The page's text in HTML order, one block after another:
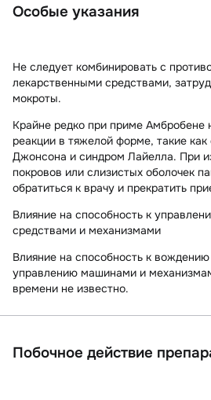
Особые указания
Не следует комбинировать с
лекарственными средствами,
мокроты.
Крайне редко при приме
реакции в тяжелой форме, такие
Джонсона и синдром Лайелла. При
покровов или слизистых оболочек
обратиться к врачу и прекратить
Влияние на способность к
средствами и механизмами
Влияние на способность к
управлению машинами и
времени не известно.
Побочное действие